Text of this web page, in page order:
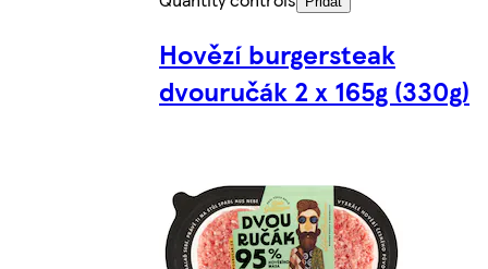
Hovězí burgersteak
dvouručák 2 x 165g (330g)